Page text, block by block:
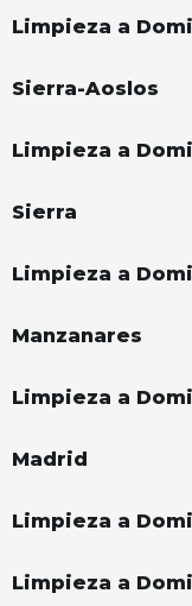
Limpieza a
Sierra-Aoslos
Limpieza a
Sierra
Limpieza a
Manzanares
Limpieza a
Madrid
Limpieza a
Limpieza a